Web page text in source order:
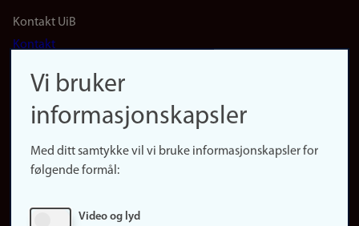
Footer
(no)
Kontakt UiB
Kontakt
Finn forsker
Presse
Finn studier
Ledige stillinger
Vi bruker
informasjonskapsler
Med ditt samtykke vil vi bruke informasjonskapsler for
følgende formål:
Video og lyd